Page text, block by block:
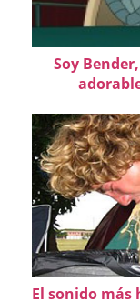
Soy
El sonido más